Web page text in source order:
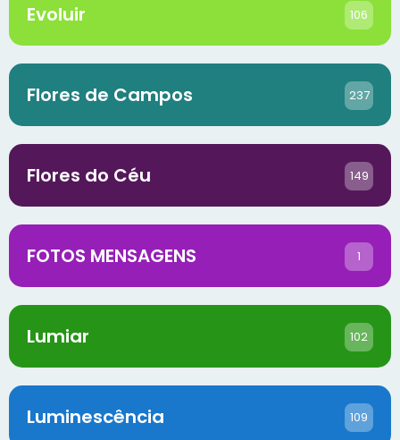
Evoluir 106
Flores de Campos 237
Flores do Céu 149
FOTOS MENSAGENS 1
Lumiar 102
Luminescência 109